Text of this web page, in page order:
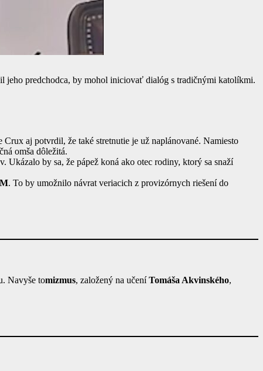
jeho predchodca, by mohol iniciovať dialóg s tradičnými katolíkmi.
aj potvrdil, že také stretnutie je už naplánované. Namiesto
omša dôležitá.
by sa, že pápež koná ako otec rodiny, ktorý sa snaží
. To by umožnilo návrat veriacich z provizórnych riešení do
Navyše tomizmus, založený na učeníTomáša Akvinského,